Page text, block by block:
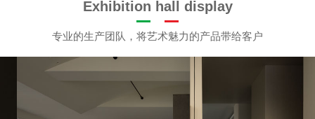
Exhibition hall display
专业的生产团队，将艺术魅力的产品带给客户